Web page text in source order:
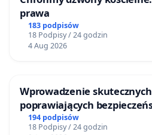
prawa
183 podpisów
18 Podpisy / 24 godzin
4 Aug 2026
Wprowadzenie skutecznych
poprawiających
Żeromskiego w Otwocku
194 podpisów
18 Podpisy / 24 godzin